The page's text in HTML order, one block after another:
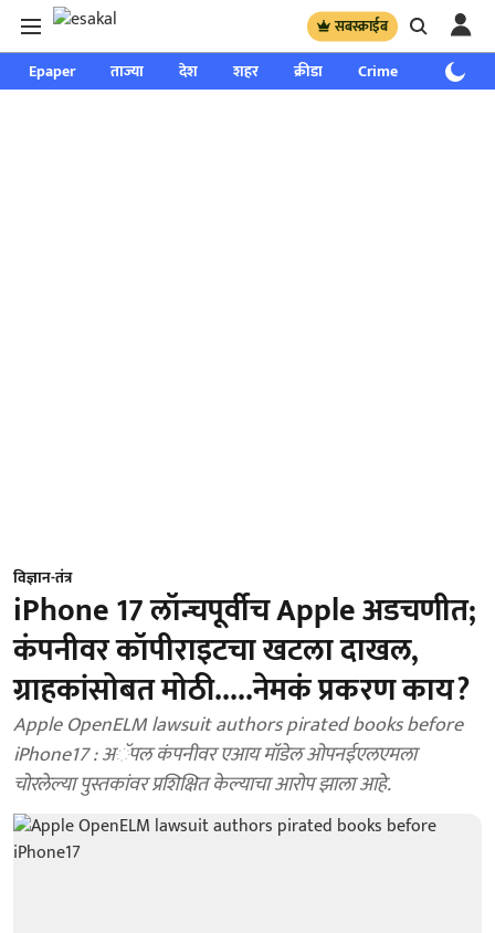
सबस्क्राईब
Epaper ताज्या देश शहर क्रीडा Crime साप्ताहिक
विज्ञान-तंत्र
iPhone 17 लॉन्चपूर्वीच Apple अडचणीत;
कंपनीवर कॉपीराइटचा खटला दाखल,
ग्राहकांसोबत मोठी.....नेमकं प्रकरण काय?
Apple OpenELM lawsuit authors pirated books before
iPhone17 : अॅपल कंपनीवर एआय मॉडेल ओपनईएलएमला
चोरलेल्या पुस्तकांवर प्रशिक्षित केल्याचा आरोप झाला आहे.